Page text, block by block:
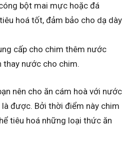
bột mai mực hoặc đá
hoá tốt, đảm bảo cho dạ dày
cấp cho chim thêm nước
thay nước cho chim.
nên cho ăn cám hoà với nước
được. Bởi thời điểm này chim
tiêu hoá những loại thức ăn